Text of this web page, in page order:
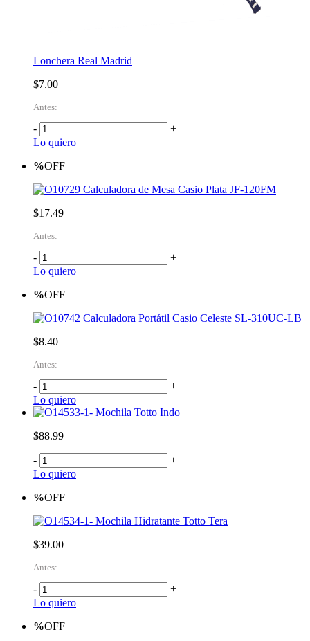
Lonchera Real Madrid
$7.00
Antes:
-
+
Lo quiero
%OFF
Calculadora de Mesa Casio Plata JF-120FM
$17.49
Antes:
-
+
Lo quiero
%OFF
Calculadora Portátil Casio Celeste SL-310UC-LB
$8.40
Antes:
-
+
Lo quiero
Mochila Totto Indo
$88.99
-
+
Lo quiero
%OFF
Mochila Hidratante Totto Tera
$39.00
Antes:
-
+
Lo quiero
%OFF